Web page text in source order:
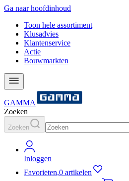
Ga naar hoofdinhoud
Toon hele assortiment
Klusadvies
Klantenservice
Actie
Bouwmarkten
GAMMA
Zoeken
Zoeken
Inloggen
Favorieten,0 artikelen